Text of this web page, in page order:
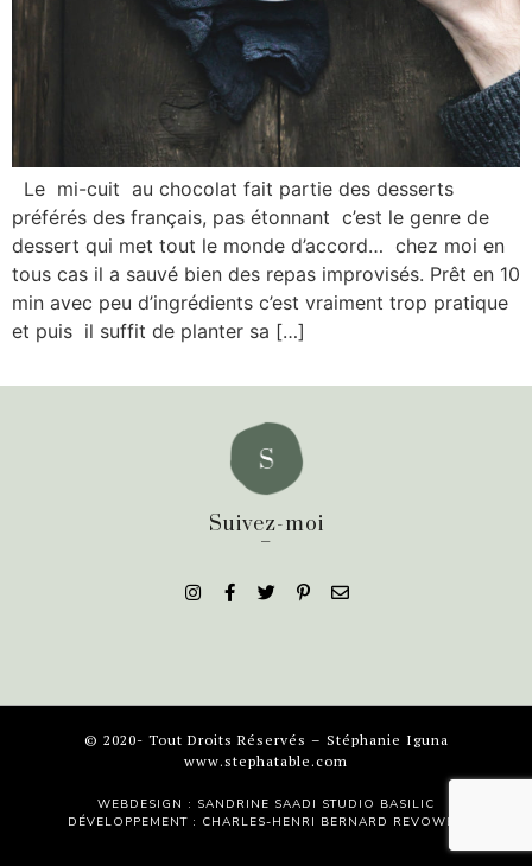
Le mi-cuit au chocolat fait partie des desserts
préférés des français, pas étonnant c’est le genre de
dessert qui met tout le monde d’accord… chez moi en
tous cas il a sauvé bien des repas improvisés. Prêt en 10
min avec peu d’ingrédients c’est vraiment trop pratique
et puis il suffit de planter sa […]
Suivez-moi
_
© 2020- Tout Droits Réservés – Stéphanie Iguna
www.stephatable.com
WEBDESIGN : SANDRINE SAADI STUDIO BASILIC
DÉVELOPPEMENT : CHARLES-HENRI BERNARD REVOWEB